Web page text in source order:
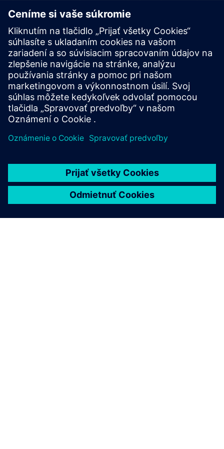
tvorbu aplikácií v prípade, že aplikácie sú poskytované bez
požadovaných popisov AUTOSAR.
V prípade, že softvérové komponenty (SWC) majú byť
kódované ručne alebo nástrojom, ktorý nepodporuje
AUTOSAR, vygeneruje prevádzkové prostredie Capital
Embedded AR Classic rozhranie SWC API na základe
poskytnutého popisu SWC.